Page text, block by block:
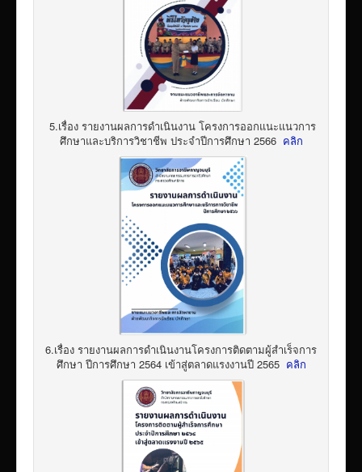
5.เรื่อง รายงานผลการดำเนินงาน โครงการออกแนะแนวการ
ศึกษาและบริการวิชาชีพ ประจำปีการศึกษา 2566 คลิก
6.เรื่อง รายงานผลการดำเนินงานโครงการติดตามผู้สำเร็จการ
ศึกษา ปีการศึกษา 2564 เข้าสู่ตลาดแรงงานปี 2565 คลิก